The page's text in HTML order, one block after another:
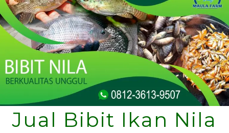
Jual Bibit Ikan Nila